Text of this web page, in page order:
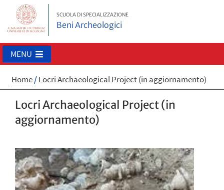
SCUOLA DI SPECIALIZZAZIONE
Beni Archeologici
MENU
Home/Locri Archaeological Project (in aggiornamento)
Locri Archaeological Project (in
aggiornamento)